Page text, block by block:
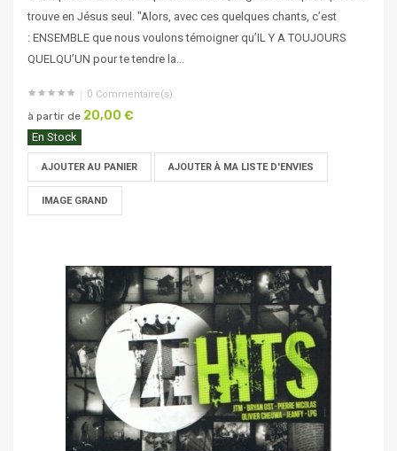
trouve en Jésus seul. "Alors, avec ces quelques chants, c’est
: ENSEMBLE que nous voulons témoigner qu’IL Y A TOUJOURS
QUELQU’UN pour te tendre la...
0 Commentaire(s)
à partir de 20,00 €
En Stock
AJOUTER AU PANIER AJOUTER À MA LISTE D'ENVIES
IMAGE GRAND